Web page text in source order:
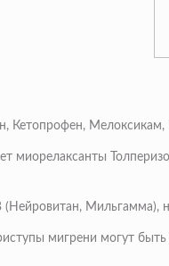
миорелаксанты
Мильгамма),
мигрени могут